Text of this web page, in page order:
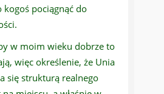
pociągnąć do
w moim wieku dobrze to
więc określenie, że Unia
się strukturą realnego